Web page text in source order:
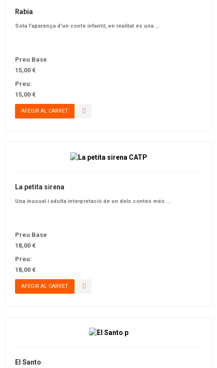
Rabia
Sota l'aparença d'un conte infantil, en realitat és una ...
Preu Base
15,00 €
Preu:
15,00 €
La petita sirena
Una inusual i adulta interpretació de un dels contes més ...
Preu Base
18,00 €
Preu:
18,00 €
El Santo